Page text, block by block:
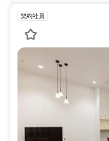
契約社員